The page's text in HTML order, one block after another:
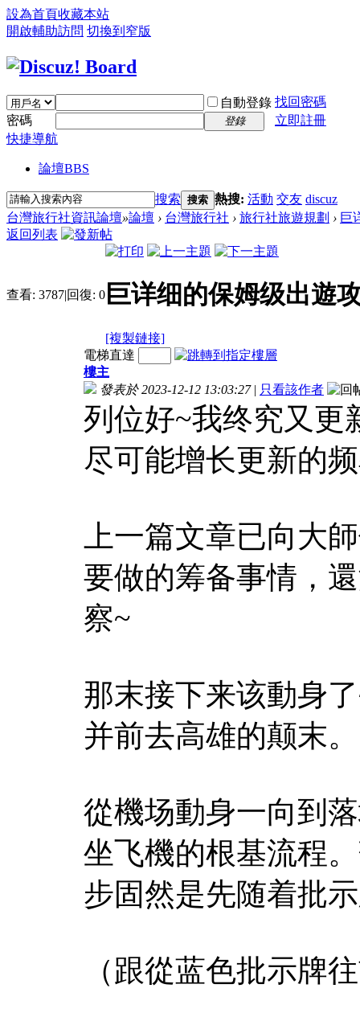
設為首頁收藏本站
開啟輔助訪問 切換到窄版
自動登錄 找回密碼
密碼
登錄
立即註冊
快捷導航
論壇BBS
搜索 搜索 熱搜: 活動 交友 discuz
台灣旅行社資訊論壇»論壇 › 台灣旅行社 › 旅行社旅遊規劃 › 巨
返回列表
查看: 3787|回復: 0 巨详细的保姆级出遊
[複製鏈接]
電梯直達
樓主
發表於 2023-12-12 13:03:27 | 只看該作者
列位好~我终究又更
尽可能增长更新的
上一篇文章已向大
要做的筹备事情，
察~
那末接下来该動身
并前去高雄的颠末。
從機场動身一向到
坐飞機的根基流程
步固然是先随着批
（跟從蓝色批示牌